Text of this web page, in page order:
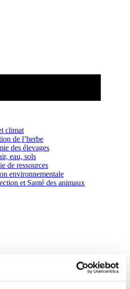
climat
de l’herbe
des élevages
eau, sols
de ressources
environnementale
et Santé des animaux